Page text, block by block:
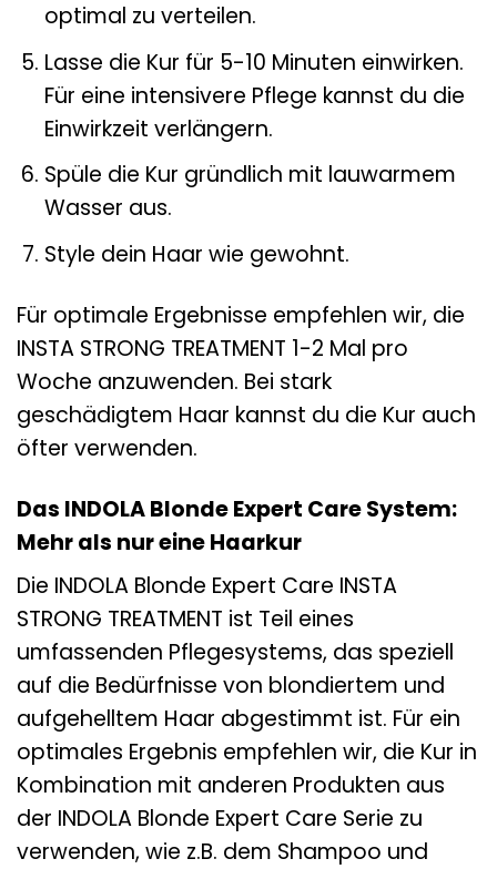
optimal zu verteilen.
Lasse die Kur für 5-10 Minuten einwirken.
Für eine intensivere Pflege kannst du die
Einwirkzeit verlängern.
Spüle die Kur gründlich mit lauwarmem
Wasser aus.
Style dein Haar wie gewohnt.
Für optimale Ergebnisse empfehlen wir, die
INSTA STRONG TREATMENT 1-2 Mal pro
Woche anzuwenden. Bei stark
geschädigtem Haar kannst du die Kur auch
öfter verwenden.
Das INDOLA Blonde Expert Care System:
Mehr als nur eine Haarkur
Die INDOLA Blonde Expert Care INSTA
STRONG TREATMENT ist Teil eines
umfassenden Pflegesystems, das speziell
auf die Bedürfnisse von blondiertem und
aufgehelltem Haar abgestimmt ist. Für ein
optimales Ergebnis empfehlen wir, die Kur in
Kombination mit anderen Produkten aus
der INDOLA Blonde Expert Care Serie zu
verwenden, wie z.B. dem Shampoo und